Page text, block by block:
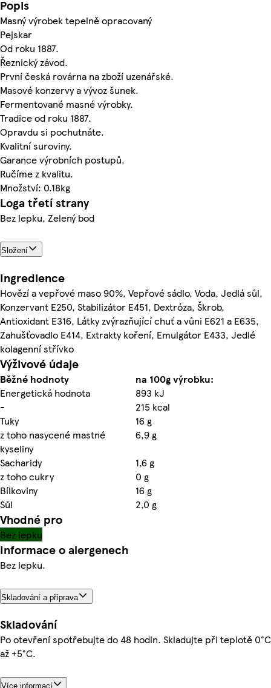
Popis
Masný výrobek tepelně opracovaný
Pejskar
Od roku 1887.
Řeznický závod.
První česká rovárna na zboží uzenářské.
Masové konzervy a vývoz šunek.
Fermentované masné výrobky.
Tradice od roku 1887.
Opravdu si pochutnáte.
Kvalitní suroviny.
Garance výrobních postupů.
Ručíme z kvalitu.
Množství: 0.18kg
Loga třetí strany
Bez lepku, Zelený bod
Složení
Ingredience
Hovězí a vepřové maso 90%, Vepřové sádlo, Voda, Jedlá sůl,
Konzervant E250, Stabilizátor E451, Dextróza, Škrob,
Antioxidant E316, Látky zvýrazňující chuť a vůni E621 a E635,
Zahušťovadlo E414, Extrakty koření, Emulgátor E433, Jedlé
kolagenní střívko
Výživové údaje
Běžné hodnoty
na 100g výrobku:
Energetická hodnota
893 kJ
-
215 kcal
Tuky
16 g
z toho nasycené mastné
kyseliny
6,9 g
Sacharidy
1,6 g
z toho cukry
0 g
Bílkoviny
16 g
Sůl
2,0 g
Vhodné pro
Bez lepku
Informace o alergenech
Bez lepku.
Skladování a příprava
Skladování
Po otevření spotřebujte do 48 hodin. Skladujte při teplotě 0°C
až +5°C.
Více informací